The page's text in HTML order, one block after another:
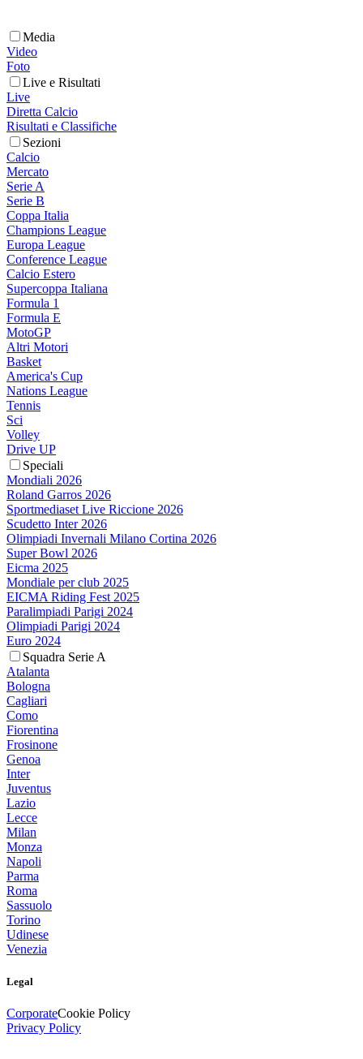
Media
Video
Foto
Live e Risultati
Live
Diretta Calcio
Risultati e Classifiche
Sezioni
Calcio
Mercato
Serie A
Serie B
Coppa Italia
Champions League
Europa League
Conference League
Calcio Estero
Supercoppa Italiana
Formula 1
Formula E
MotoGP
Altri Motori
Basket
America's Cup
Nations League
Tennis
Sci
Volley
Drive UP
Speciali
Mondiali 2026
Roland Garros 2026
Sportmediaset Live Riccione 2026
Scudetto Inter 2026
Olimpiadi Invernali Milano Cortina 2026
Super Bowl 2026
Eicma 2025
Mondiale per club 2025
EICMA Riding Fest 2025
Paralimpiadi Parigi 2024
Olimpiadi Parigi 2024
Euro 2024
Squadra Serie A
Atalanta
Bologna
Cagliari
Como
Fiorentina
Frosinone
Genoa
Inter
Juventus
Lazio
Lecce
Milan
Monza
Napoli
Parma
Roma
Sassuolo
Torino
Udinese
Venezia
Legal
CorporateCookie Policy
Privacy Policy